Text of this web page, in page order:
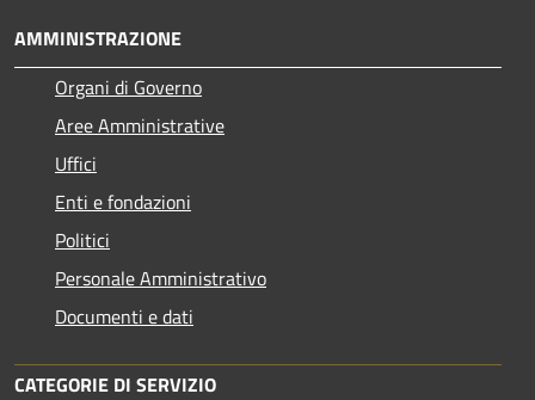
AMMINISTRAZIONE
Organi di Governo
Aree Amministrative
Uffici
Enti e fondazioni
Politici
Personale Amministrativo
Documenti e dati
CATEGORIE DI SERVIZIO